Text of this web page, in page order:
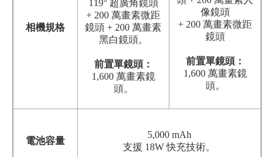
相機規格
119° 超廣角鏡頭
+ 200 萬畫素微距
鏡頭 + 200 萬畫素
黑白鏡頭。
前置單鏡頭：
1,600萬畫素鏡
頭。
像鏡頭
+ 200 萬畫素微距
鏡頭
前置單鏡頭：
1,600萬畫素鏡
頭。
電池容量
5,000 mAh
支援 18W 快充技術。